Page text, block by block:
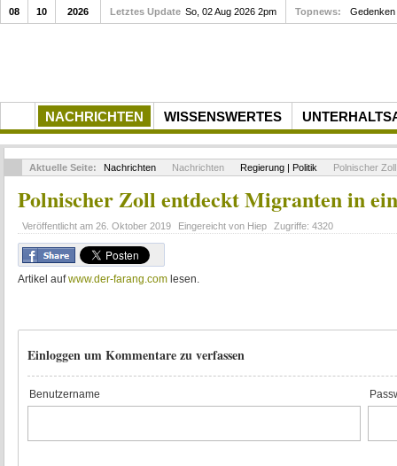
NACHRICHTEN WISSENSWERTES
08 10 2026 Letztes Update So, 02 Aug 2026 2pm Topnews: Gedenken
Aktuelle Seite: Nachrichten Nachrichten Regierung | Politik Polnischer
Polnischer Zoll entdeckt Migranten in
Veröffentlicht am 26. Oktober 2019 Eingereicht von Hiep Zugriffe: 4320
Artikel aufwww.der-farang.com lesen.
Einloggen um Kommentare zu verfassen
Benutzername